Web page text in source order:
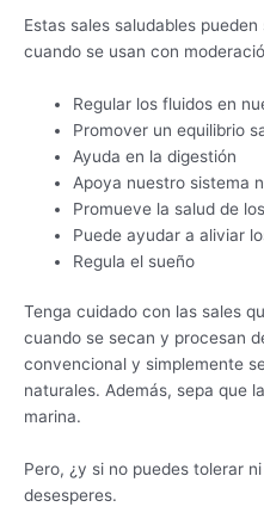
Estas sales saludables
cuando se usan con
Regular los fluidos en
Promover un equilibrio
Ayuda en la digestión
Apoya nuestro sistema
Promueve la salud de
Puede ayudar a aliviar
Regula el sueño
Tenga cuidado con las sales
cuando se secan y procesan
convencional y simplemente
naturales. Además, sepa que
marina.
Pero, ¿y si no puedes tolerar
desesperes.